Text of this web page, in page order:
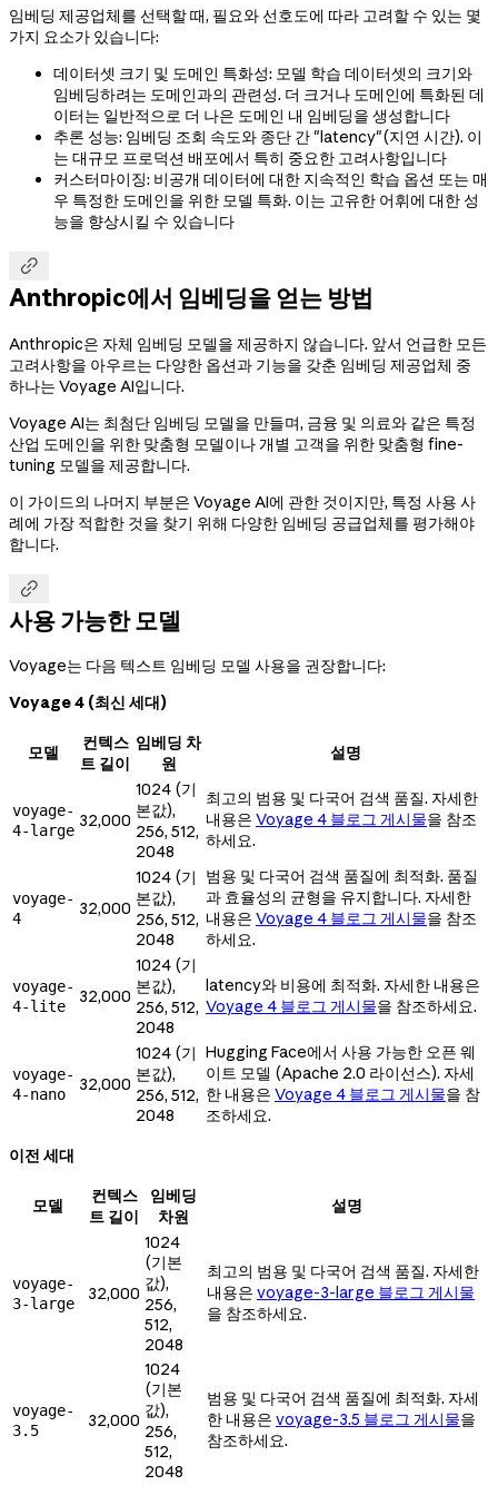
임베딩 제공업체를 선택할 때, 필요와 선호도에 따라 고려할 수 있는 몇
가지 요소가 있습니다:
데이터셋 크기 및 도메인 특화성: 모델 학습 데이터셋의 크기와
임베딩하려는 도메인과의 관련성. 더 크거나 도메인에 특화된 데
이터는 일반적으로 더 나은 도메인 내 임베딩을 생성합니다
추론 성능: 임베딩 조회 속도와 종단 간 "latency"(지연 시간). 이
는 대규모 프로덕션 배포에서 특히 중요한 고려사항입니다
커스터마이징: 비공개 데이터에 대한 지속적인 학습 옵션 또는 매
우 특정한 도메인을 위한 모델 특화. 이는 고유한 어휘에 대한 성
능을 향상시킬 수 있습니다

Anthropic에서 임베딩을 얻는 방법
Anthropic은 자체 임베딩 모델을 제공하지 않습니다. 앞서 언급한 모든
고려사항을 아우르는 다양한 옵션과 기능을 갖춘 임베딩 제공업체 중
하나는 Voyage AI입니다.
Voyage AI는 최첨단 임베딩 모델을 만들며, 금융 및 의료와 같은 특정
산업 도메인을 위한 맞춤형 모델이나 개별 고객을 위한 맞춤형 fine-
tuning 모델을 제공합니다.
이 가이드의 나머지 부분은 Voyage AI에 관한 것이지만, 특정 사용 사
례에 가장 적합한 것을 찾기 위해 다양한 임베딩 공급업체를 평가해야
합니다.

사용 가능한 모델
Voyage는 다음 텍스트 임베딩 모델 사용을 권장합니다:
Voyage 4 (최신 세대)
모델
컨텍스
트 길이
임베딩 차
원
설명
voyage-
4-large 32,000
1024 (기
본값),
256, 512,
2048
최고의 범용 및 다국어 검색 품질. 자세한
내용은 Voyage 4 블로그 게시물을 참조
하세요.
voyage-
4
32,000
1024 (기
본값),
256, 512,
2048
범용 및 다국어 검색 품질에 최적화. 품질
과 효율성의 균형을 유지합니다. 자세한
내용은 Voyage 4 블로그 게시물을 참조
하세요.
voyage-
4-lite
32,000
1024 (기
본값),
256, 512,
2048
latency와 비용에 최적화. 자세한 내용은
Voyage 4 블로그 게시물을 참조하세요.
voyage-
4-nano
32,000
1024 (기
본값),
256, 512,
2048
Hugging Face에서 사용 가능한 오픈 웨
이트 모델 (Apache 2.0 라이선스). 자세
한 내용은 Voyage 4 블로그 게시물을 참
조하세요.
이전 세대
모델
컨텍스
트 길이
임베딩
차원
설명
voyage-
3-large
32,000
1024
(기본
값),
256,
512,
2048
최고의 범용 및 다국어 검색 품질. 자세한
내용은 voyage-3-large 블로그 게시물
을 참조하세요.
voyage-
3.5
32,000
1024
(기본
값),
256,
512,
2048
범용 및 다국어 검색 품질에 최적화. 자세
한 내용은 voyage-3.5 블로그 게시물을
참조하세요.